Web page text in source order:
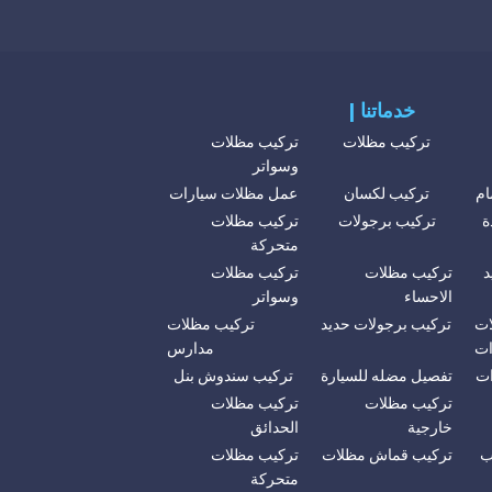
| خدماتنا
تركيب مظلات
وسواتر
تركيب مظلات
عمل مظلات سيارات تركيب لكسان
تركيب مظلات
متحركة
تركيب برجولات
تركيب مظلات
وسواتر
تركيب مظلات
الاحساء
تركيب مظلات
مدارس
تركيب برجولات حديد
تركيب سندوش بنل
تفصيل مضله للسيارة
تركيب مظلات
الحدائق
تركيب مظلات
خارجية
تركيب مظلات
متحركة
تركيب قماش مظلات